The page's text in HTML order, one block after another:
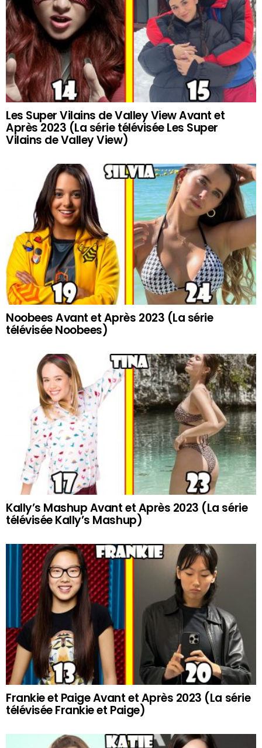
Les Super Vilains de Valley View Avant et
Après 2023 (La série télévisée Les Super
Vilains de Valley View)
Noobees Avant et Après 2023 (La série
télévisée Noobees)
Kally’s Mashup Avant et Après 2023 (La série
télévisée Kally’s Mashup)
Frankie et Paige Avant et Après 2023 (La série
télévisée Frankie et Paige)